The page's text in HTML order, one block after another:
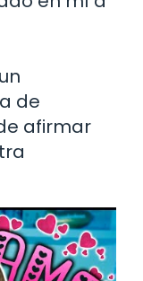
de
afirmar